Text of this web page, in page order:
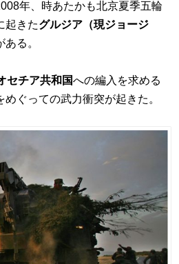
年、時あたかも北京夏季五輪
起きたグルジア（現ジョージ
ある。
セチア共和国への編入を求める
ぐっての武力衝突が起きた。